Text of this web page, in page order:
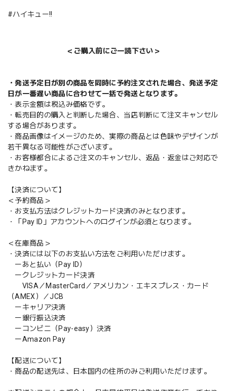
#ハイキュー!!
＜ご購入前にご一読下さい＞
・発送予定日が別の商品を同時に予約注文された場合、発送予定
日が一番遅い商品に合わせて一括で発送となります。
・表示金額は税込み価格です。
・転売目的の購入と判断した場合、当店判断にて注文キャンセル
する場合があります。
・商品画像はイメージのため、実際の商品とは色味やデザインが
若干異なる可能性がございます。
・お客様都合によるご注文のキャンセル、返品・返金はご対応で
きかねます。
【決済について】
＜予約商品＞
・お支払方法はクレジットカード決済のみとなります。
・「Pay ID」アカウントへのログインが必須となります。
＜在庫商品＞
・決済には以下のお支払い方法をご利用いただけます。
ーあと払い（Pay ID）
ークレジットカード決済
VISA／MasterCard／アメリカン・エキスプレス・カード
（AMEX）／JCB
ーキャリア決済
ー銀行振込決済
ーコンビニ（Pay-easy）決済
ーAmazon Pay
【配送について】
・商品の配送先は、日本国内の住所のみご利用いただけます。